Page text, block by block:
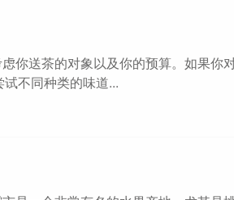
你送茶的对象以及你的预算。如果你
不同种类的味道...